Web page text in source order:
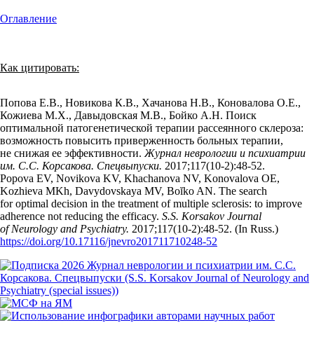
Оглавление
Как цитировать:
Попова Е.В., Новикова К.В., Хачанова Н.В., Коновалова О.Е.,
Кожиева М.Х., Давыдовская М.В., Бойко А.Н. Поиск
оптимальной патогенетической терапии рассеянного склероза:
возможность повысить приверженность больных терапии,
не снижая ее эффективности. Журнал неврологии и психиатрии
им. С.С. Корсакова. Спецвыпуски. 2017;117(10‑2):48‑52.
Popova EV, Novikova KV, Khachanova NV, Konovalova OE,
Kozhieva MKh, Davydovskaya MV, Boĭko AN. The search
for optimal decision in the treatment of multiple sclerosis: to improve
adherence not reducing the efficacy. S.S. Korsakov Journal
of Neurology and Psychiatry. 2017;117(10‑2):48‑52. (In Russ.)
https://doi.org/10.17116/jnevro201711710248-52